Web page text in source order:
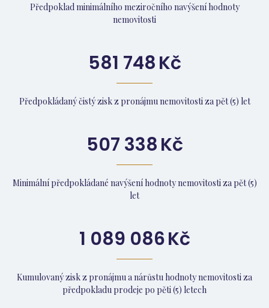
Předpoklad minimálního meziročního navýšení hodnoty
nemovitosti
581 748Kč
Předpokládaný čistý zisk z pronájmu nemovitosti za pět (5) let
507 338Kč
Minimální předpokládané navýšení hodnoty nemovitosti za pět (5)
let
1 089 086Kč
Kumulovaný zisk z pronájmu a nárůstu hodnoty nemovitosti za
předpokladu prodeje po pěti (5) letech